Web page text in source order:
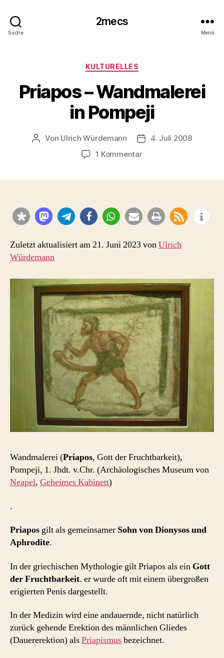
Suche
2mecs
Menü
Kategorien
KULTURELLES
Priapos – Wandmalerei
in Pompeji
Beitragsautor
Von Ulrich Würdemann Beitragsdatum
4. Juli 2008
1 Kommentarzu
Pompeji
Zuletzt aktualisiert am 21. Juni 2023 vonUlrich
Würdemann
Wandmalerei (Priapos, Gott der Fruchtbarkeit),
Pompeji, 1. Jhdt. v.Chr. (Archäologisches Museum von
Neapel, Geheimes Kabinett)
.
Priapos gilt als gemeinsamer Sohn von Dionysos und
Aphrodite.
In der griechischen Mythologie gilt Priapos als ein Gott
der Fruchtbarkeit. er wurde oft mit einem übergroßen
erigierten Penis dargestellt.
In der Medizin wird eine andauernde, nicht natürlich
zurück gehende Erektion des männlichen Gliedes
(Dauererektion) alsPriapismusbezeichnet.